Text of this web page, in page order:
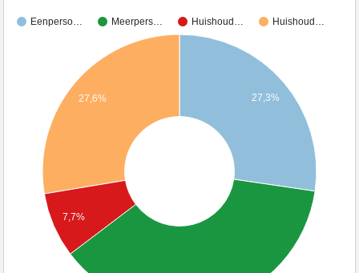
Eenperso… Meerpers… Huishoud… Huishoud…
27,3%
27,6%
7,7%